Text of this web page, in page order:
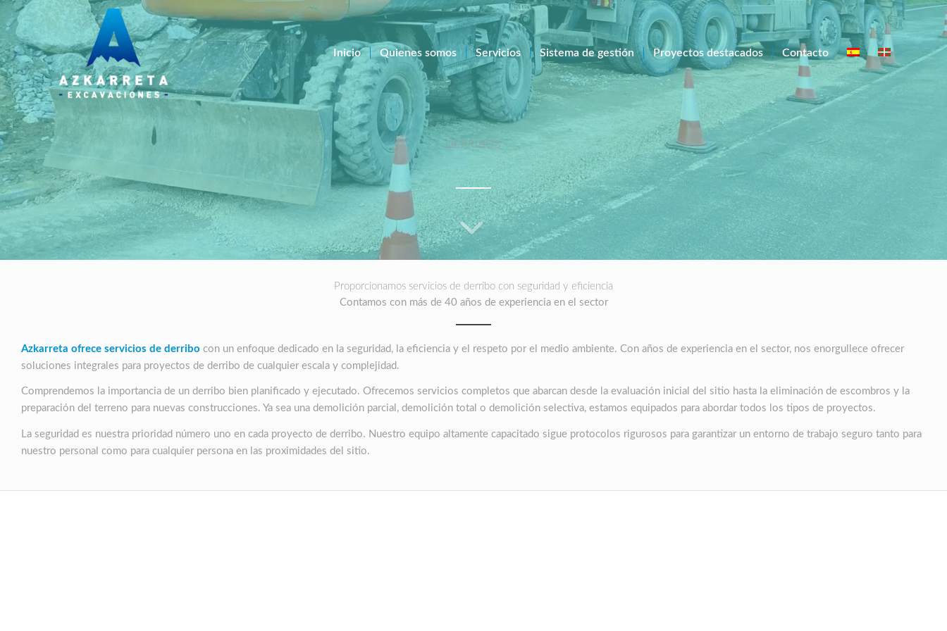
Inicio Quienes somos Servicios Sistema de gestión Proyectos destacados Contacto
DERRIBOS
Proporcionamos servicios de derribo con seguridad y eficiencia
Contamos con más de 40 años de experiencia en el sector
Azkarreta ofrece servicios de derribo con un enfoque dedicado en la seguridad, la eficiencia y el respeto por el medio ambiente. Con años de experiencia en el sector, nos enorgullece ofrecer
soluciones integrales para proyectos de derribo de cualquier escala y complejidad.
Comprendemos la importancia de un derribo bien planificado y ejecutado. Ofrecemos servicios completos que abarcan desde la evaluación inicial del sitio hasta la eliminación de escombros y la
preparación del terreno para nuevas construcciones. Ya sea una demolición parcial, demolición total o demolición selectiva, estamos equipados para abordar todos los tipos de proyectos.
La seguridad es nuestra prioridad número uno en cada proyecto de derribo. Nuestro equipo altamente capacitado sigue protocolos rigurosos para garantizar un entorno de trabajo seguro tanto para
nuestro personal como para cualquier persona en las proximidades del sitio.